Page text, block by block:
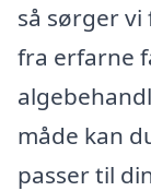
så sørger
fra erfarne
måde kan
passer til